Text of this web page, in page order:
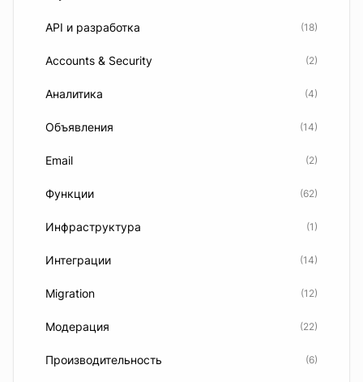
API и разработка (18)
Accounts & Security (2)
Аналитика (4)
Объявления (14)
Email (2)
Функции (62)
Инфраструктура (1)
Интеграции (14)
Migration (12)
Модерация (22)
Производительность (6)